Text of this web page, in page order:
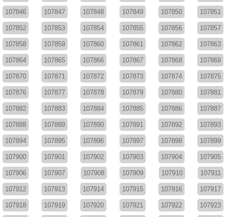
107846 107847 107848 107849 107850 107851
107852 107853 107854 107855 107856 107857
107858 107859 107860 107861 107862 107863
107864 107865 107866 107867 107868 107869
107870 107871 107872 107873 107874 107875
107876 107877 107878 107879 107880 107881
107882 107883 107884 107885 107886 107887
107888 107889 107890 107891 107892 107893
107894 107895 107896 107897 107898 107899
107900 107901 107902 107903 107904 107905
107906 107907 107908 107909 107910 107911
107912 107913 107914 107915 107916 107917
107918 107919 107920 107921 107922 107923